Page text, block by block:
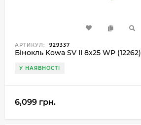
АРТИКУЛ: 929337
Бінокль Kowa SV II 8x25 WP (12262)
У НАЯВНОСТІ
6,099 грн.